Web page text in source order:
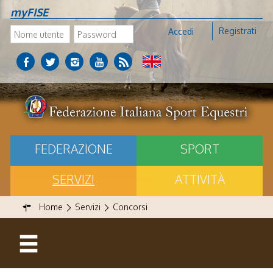
myFISE
Accedi Registrati
FEDERAZIONE
SPORT
SERVIZI
ATTIVITÀ
Home Servizi Concorsi